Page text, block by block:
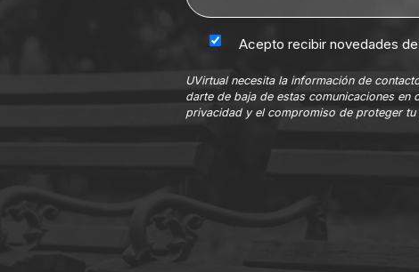
Acepto recibir novedades de
UVirtual necesita la información de
darte de baja de estas comunicaciones
privacidad y el compromiso de proteger